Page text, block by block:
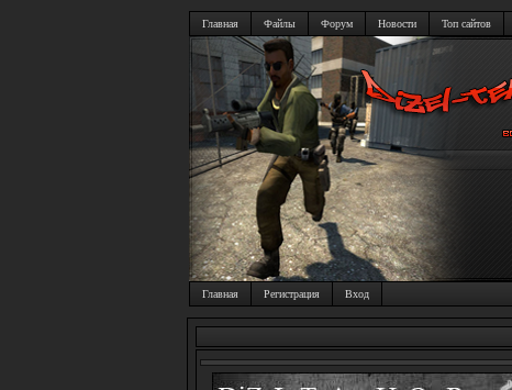
Главная Файлы Форум Новости Топ сайтов
Главная Регистрация Вход